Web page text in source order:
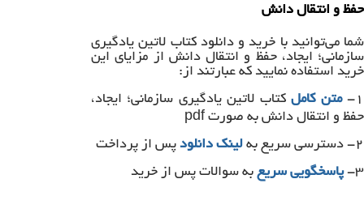
حفظ و انتقال دانش
شما می‌توانید با خرید و دانلود کتاب لاتین یادگیری
سازمانی؛ ایجاد، حفظ و انتقال دانش از مزایای این
خرید استفاده نمایید که عبارتند از:
۱-
متن کاملکتاب لاتین یادگیری سازمانی؛ ایجاد،
حفظ و انتقال دانش به صورت pdf
۲- دسترسی سریع به
لینک دانلود پس از پرداخت
۳-
پاسخگویی سریع به سوالات پس از خرید